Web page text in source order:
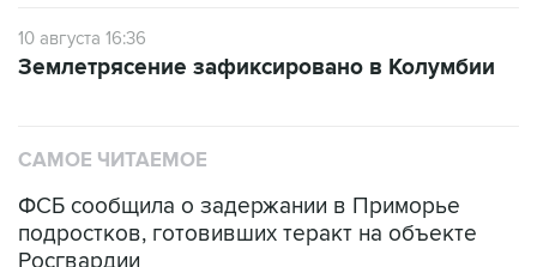
10 августа 16:36
Землетрясение зафиксировано в Колумбии
САМОЕ ЧИТАЕМОЕ
ФСБ сообщила о задержании в Приморье
подростков, готовивших теракт на объекте